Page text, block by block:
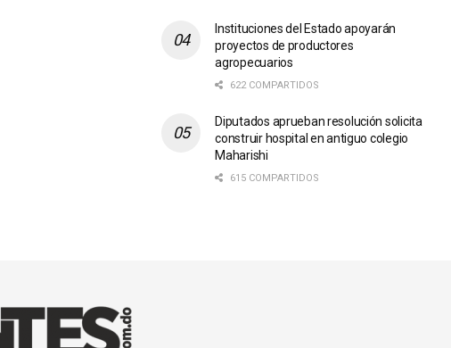
Instituciones del Estado apoyarán
proyectos de productores
agropecuarios
622 COMPARTIDOS
Diputados aprueban resolución solicita
construir hospital en antiguo colegio
Maharishi
615 COMPARTIDOS